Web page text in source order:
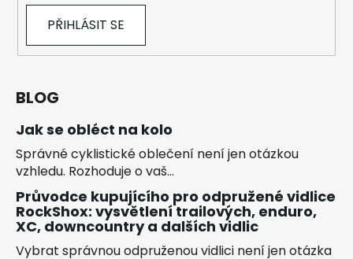
PŘIHLÁSIT SE
BLOG
Jak se obléct na kolo
Správné cyklistické oblečení není jen otázkou
vzhledu. Rozhoduje o vaš...
Průvodce kupujícího pro odpružené vidlice
RockShox: vysvětlení trailových, enduro,
XC, downcountry a dalších vidlic
Vybrat správnou odpruženou vidlici není jen otázka